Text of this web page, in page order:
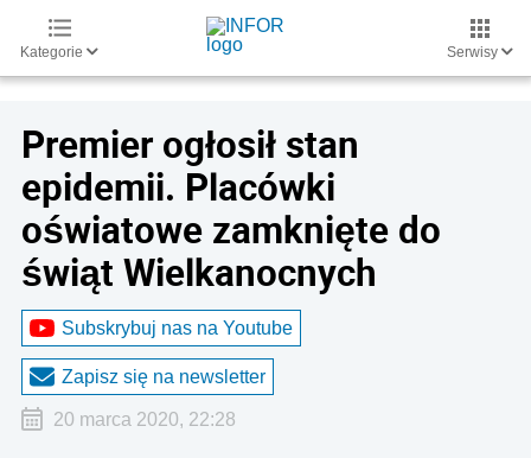
Kategorie Serwisy
Premier ogłosił stan
epidemii. Placówki
oświatowe zamknięte do
świąt Wielkanocnych
Subskrybuj nas na Youtube
Zapisz się na newsletter
20 marca 2020, 22:28